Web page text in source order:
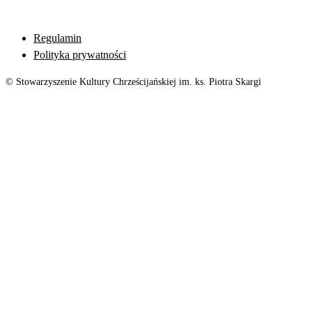
Regulamin
Polityka prywatności
© Stowarzyszenie Kultury Chrześcijańskiej im. ks. Piotra Skargi